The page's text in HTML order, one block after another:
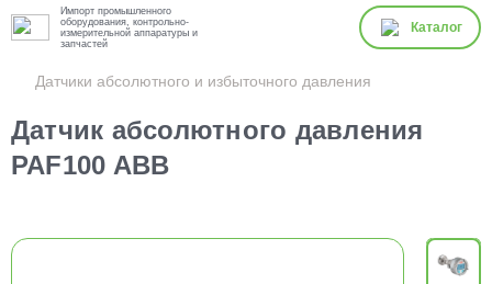
Импорт промышленного
оборудования, контрольно-
измерительной аппаратуры и
запчастей
Каталог
Датчики абсолютного и избыточного давления
Датчик абсолютного давления
PAF100 ABB